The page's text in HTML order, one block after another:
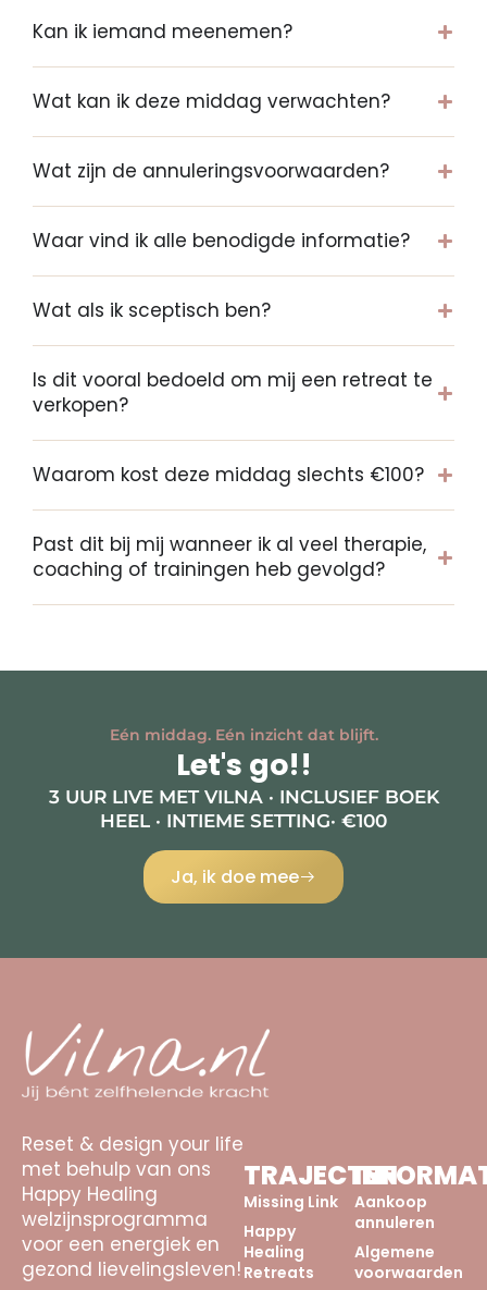
Kan ik iemand meenemen?
Wat kan ik deze middag verwachten?
Wat zijn de annuleringsvoorwaarden?
Waar vind ik alle benodigde informatie?
Wat als ik sceptisch ben?
Is dit vooral bedoeld om mij een retreat te
verkopen?
Waarom kost deze middag slechts €100?
Past dit bij mij wanneer ik al veel therapie,
coaching of trainingen heb gevolgd?
Eén middag. Eén inzicht dat blijft.
Let's go!!
3 UUR LIVE MET VILNA · INCLUSIEF BOEK
HEEL · INTIEME SETTING· €100
Ja, ik doe mee
Reset & design your life
met behulp van ons
Happy Healing
welzijnsprogramma
voor een energiek en
gezond lievelingsleven!
TRAJECTEN
Missing Link
Happy
Healing
Retreats
Aankoop
annuleren
Algemene
voorwaarden